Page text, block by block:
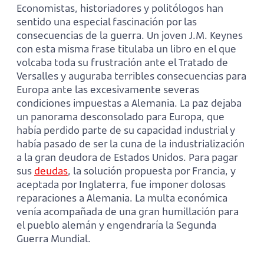
Economistas, historiadores y politólogos han
sentido una especial fascinación por las
consecuencias de la guerra. Un joven J.M. Keynes
con esta misma frase titulaba un libro en el que
volcaba toda su frustración ante el Tratado de
Versalles y auguraba terribles consecuencias para
Europa ante las excesivamente severas
condiciones impuestas a Alemania. La paz dejaba
un panorama desconsolado para Europa, que
había perdido parte de su capacidad industrial y
había pasado de ser la cuna de la industrialización
a la gran deudora de Estados Unidos. Para pagar
sus deudas, la solución propuesta por Francia, y
aceptada por Inglaterra, fue imponer dolosas
reparaciones a Alemania. La multa económica
venía acompañada de una gran humillación para
el pueblo alemán y engendraría la Segunda
Guerra Mundial.